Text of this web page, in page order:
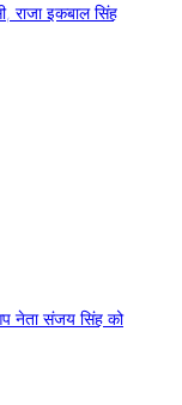
राजा इकबाल सिंह
नेता संजय सिंह को